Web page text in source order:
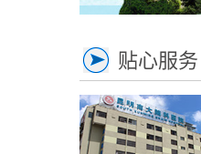
贴心服务